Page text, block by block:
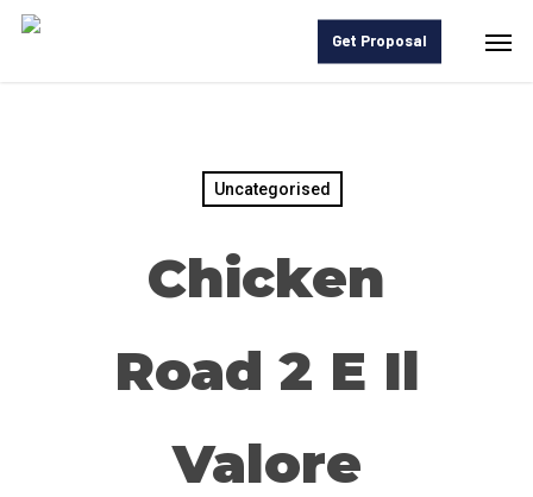
Skip
Get Proposal
Uncategorised
Chicken
Road 2 E Il
Valore